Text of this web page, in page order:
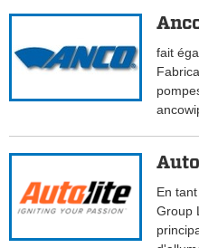
fait
En
Group